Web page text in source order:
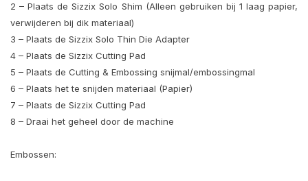
2 – Plaats de Sizzix Solo Shim (Alleen gebruiken bij 1 laag papier,
verwijderen bij dik materiaal)
3 – Plaats de Sizzix Solo Thin Die Adapter
4 – Plaats de Sizzix Cutting Pad
5 – Plaats de Cutting & Embossing snijmal/embossingmal
6 – Plaats het te snijden materiaal (Papier)
7 – Plaats de Sizzix Cutting Pad
8 – Draai het geheel door de machine
Embossen: